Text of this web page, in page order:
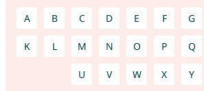
A B C D E F G
K L M N O P Q
U V W X Y